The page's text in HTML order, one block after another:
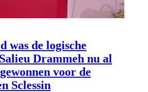
was de logische
Drammeh nu al
voor de
Sclessin